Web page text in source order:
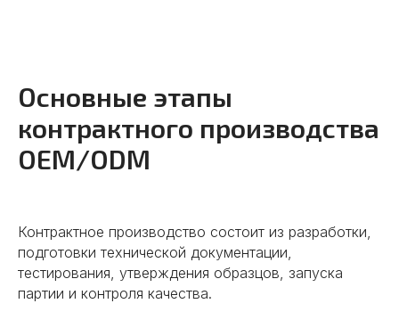
Основные этапы
контрактного производства
OEM/ODM
Контрактное производство состоит из разработки,
подготовки технической документации,
тестирования, утверждения образцов, запуска
партии и контроля качества.